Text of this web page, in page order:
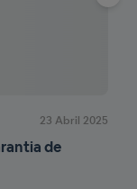
23 Abril 2025
de